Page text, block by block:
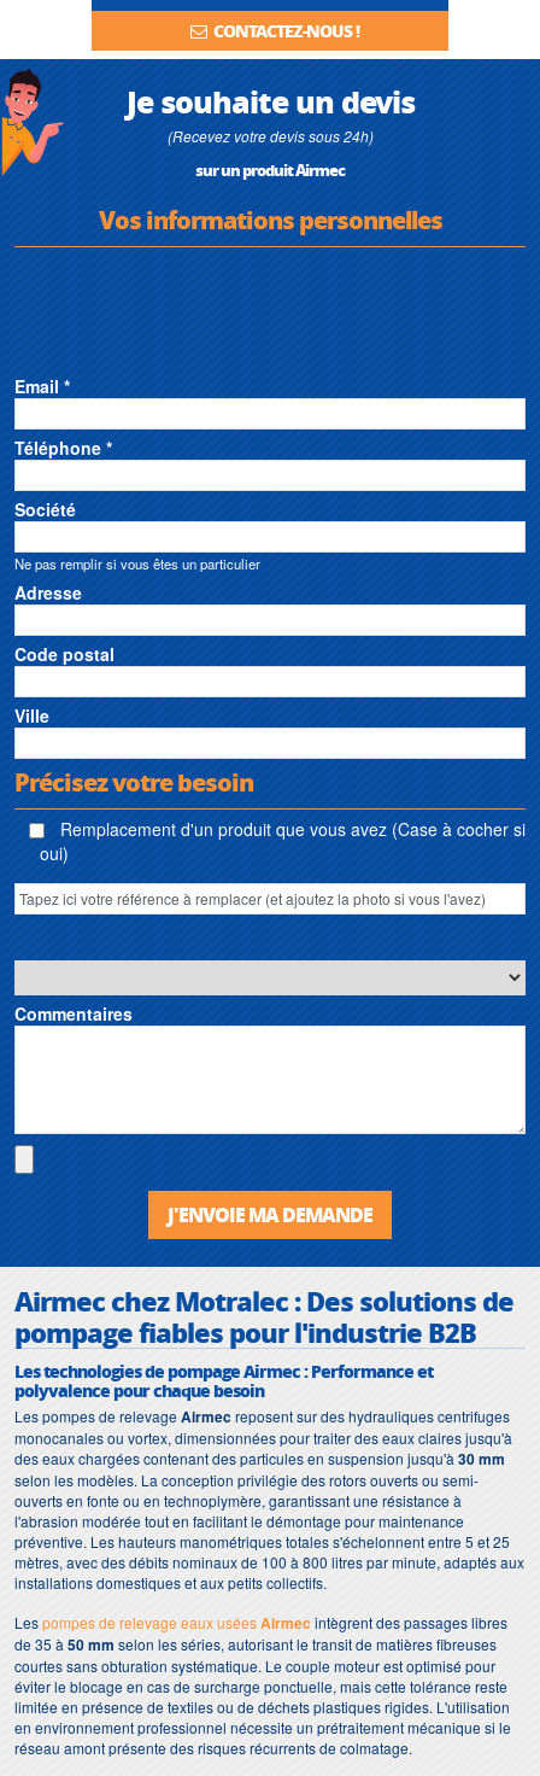
CONTACTEZ-NOUS !
Je souhaite un devis
(Recevez votre devis sous 24h)
sur un produit Airmec
Vos informations personnelles
Email *
Téléphone *
Société
Ne pas remplir si vous êtes un particulier
Adresse
Code postal
Ville
Précisez votre besoin
Remplacement d'un produit que vous avez (Case à cocher si
oui)
Commentaires
J'ENVOIE MA DEMANDE
Airmec chez Motralec : Des solutions de
pompage fiables pour l'industrie B2B
Les technologies de pompage Airmec : Performance et
polyvalence pour chaque besoin
Les pompes de relevageAirmecreposent sur des hydrauliques centrifuges
monocanales ou vortex, dimensionnées pour traiter des eaux claires jusqu'à
des eaux chargées contenant des particules en suspension jusqu'à 30 mm
selon les modèles. La conception privilégie des rotors ouverts ou semi-
ouverts en fonte ou en technoplymère, garantissant une résistance à
l'abrasion modérée tout en facilitant le démontage pour maintenance
préventive. Les hauteurs manométriques totales s'échelonnent entre 5 et 25
mètres, avec des débits nominaux de 100 à 800 litres par minute, adaptés aux
installations domestiques et aux petits collectifs.
Lespompes de relevage eaux uséesAirmecintègrent des passages libres
de 35 à 50 mm selon les séries, autorisant le transit de matières fibreuses
courtes sans obturation systématique. Le couple moteur est optimisé pour
éviter le blocage en cas de surcharge ponctuelle, mais cette tolérance reste
limitée en présence de textiles ou de déchets plastiques rigides. L'utilisation
en environnement professionnel nécessite un prétraitement mécanique si le
réseau amont présente des risques récurrents de colmatage.